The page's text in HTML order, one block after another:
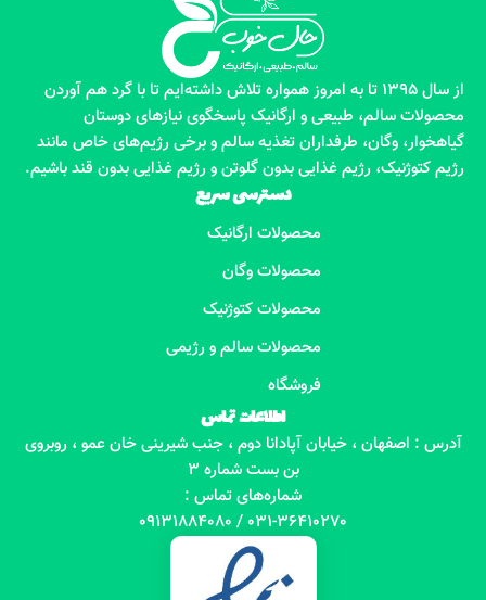
از سال 1395 تا به امروز همواره تلاش داشته‌ایم تا با گرد هم آوردن
محصولات سالم، طبیعی و ارگانیک پاسخگوی نیازهای دوستان
گیاهخوار، وگان، طرفداران تغذیه سالم و برخی رژیم‌های خاص مانند
رژیم کتوژنیک، رژیم غذایی بدون گلوتن و رژیم غذایی بدون قند باشیم.
دسترسی سریع
محصولات ارگانیک
محصولات وگان
محصولات کتوژنیک
محصولات سالم و رژیمی
فروشگاه
اطلاعات تماس
آدرس : اصفهان ، خیابان آپادانا دوم ، جنب شیرینی خان عمو ، روبروی
بن بست شماره 3
شماره‌های تماس :
031-36410270 / 09131884080